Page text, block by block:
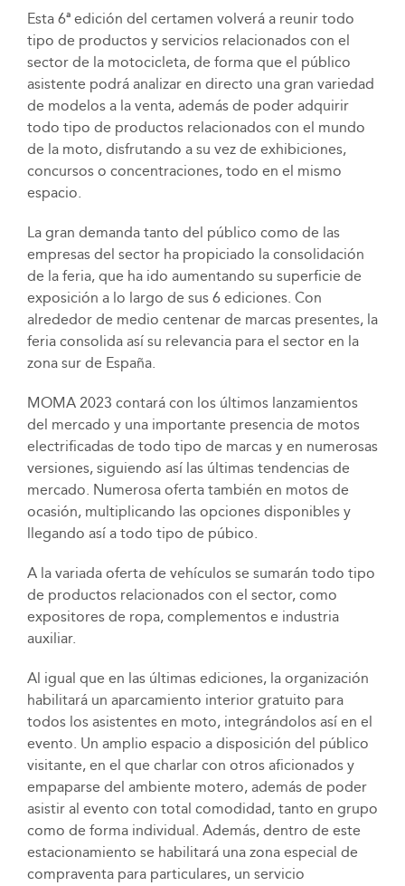
Esta 6ª edición del certamen volverá a reunir todo
tipo de productos y servicios relacionados con el
sector de la motocicleta, de forma que el público
asistente podrá analizar en directo una gran variedad
de modelos a la venta, además de poder adquirir
todo tipo de productos relacionados con el mundo
de la moto, disfrutando a su vez de exhibiciones,
concursos o concentraciones, todo en el mismo
espacio.
La gran demanda tanto del público como de las
empresas del sector ha propiciado la consolidación
de la feria, que ha ido aumentando su superficie de
exposición a lo largo de sus 6 ediciones. Con
alrededor de medio centenar de marcas presentes, la
feria consolida así su relevancia para el sector en la
zona sur de España.
MOMA 2023 contará con los últimos lanzamientos
del mercado y una importante presencia de motos
electrificadas de todo tipo de marcas y en numerosas
versiones, siguiendo así las últimas tendencias de
mercado. Numerosa oferta también en motos de
ocasión, multiplicando las opciones disponibles y
llegando así a todo tipo de púbico.
A la variada oferta de vehículos se sumarán todo tipo
de productos relacionados con el sector, como
expositores de ropa, complementos e industria
auxiliar.
Al igual que en las últimas ediciones, la organización
habilitará un aparcamiento interior gratuito para
todos los asistentes en moto, integrándolos así en el
evento. Un amplio espacio a disposición del público
visitante, en el que charlar con otros aficionados y
empaparse del ambiente motero, además de poder
asistir al evento con total comodidad, tanto en grupo
como de forma individual. Además, dentro de este
estacionamiento se habilitará una zona especial de
compraventa para particulares, un servicio